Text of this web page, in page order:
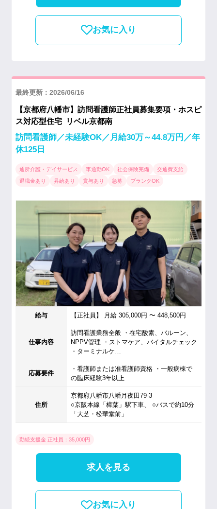
お気に入り
最終更新：2026/06/16
【京都府八幡市】訪問看護師正社員募集要項・ホスピ
ス対応型住宅 リベル京都南
訪問看護師／未経験OK／月給30万～44.8万円／年
休125日
通所介護・デイサービス 車通勤OK 社会保険完備
交通費支給
退職金あり
昇給あり 賞与あり 急募 ブランクOK
給与 【正社員】 月給 305,000円 〜 448,500円
仕事内容
訪問看護業務全般 ・在宅酸素、バルーン、
NPPV管理 ・ストマケア、バイタルチェック
・ターミナルケ…
応募要件
・看護師または准看護師資格 ・一般病棟で
の臨床経験3年以上
住所
京都府八幡市八幡月夜田79-3
○京阪本線「樟葉」駅下車、 ○バスで約10分
「大芝・松華堂前」
勤続支援金 正社員：35,000円
求人を見る
お気に入り